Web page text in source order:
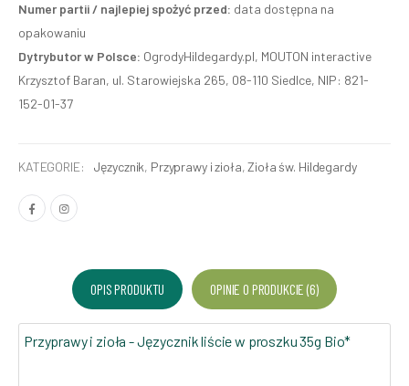
Numer partii / najlepiej spożyć przed: data dostępna na
opakowaniu
Dytrybutor w Polsce: OgrodyHildegardy.pl, MOUTON interactive
Krzysztof Baran, ul. Starowiejska 265, 08-110 Siedlce, NIP: 821-
152-01-37
KATEGORIE: Języcznik, Przyprawy i zioła,Zioła św. Hildegardy
OPIS PRODUKTU OPINIE O PRODUKCIE (6)
Przyprawy i zioła - Języcznik liście w proszku 35g Bio*